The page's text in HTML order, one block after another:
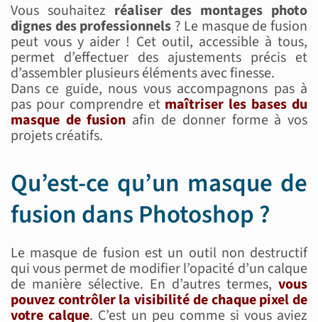
Vous souhaitez réaliser des montages photo
dignes des professionnels ? Le masque de fusion
peut vous y aider ! Cet outil, accessible à tous,
permet d’effectuer des ajustements précis et
d’assembler plusieurs éléments avec finesse.
Dans ce guide, nous vous accompagnons pas à
pas pour comprendre etmaîtriser les bases du
masque de fusion afin de donner forme à vos
projets créatifs.
Qu’est-ce qu’un masque de
fusion dans Photoshop ?
Le masque de fusion est un outil non destructif
qui vous permet de modifier l’opacité d’un calque
de manière sélective. En d’autres termes,vous
pouvez contrôler la visibilité de chaque pixel de
votre calque. C’est un peu comme si vous aviez